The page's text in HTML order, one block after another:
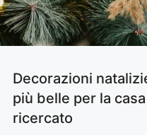
Decorazioni
più belle per la
ricercato